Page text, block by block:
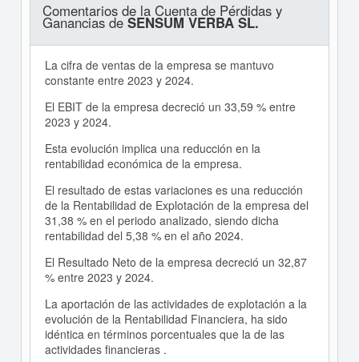
Comentarios de la Cuenta de Pérdidas y
Ganancias deSENSUM VERBA SL.
La cifra de ventas de la empresa se mantuvo
constante entre 2023 y 2024.
El EBIT de la empresa decreció un 33,59 % entre
2023 y 2024.
Esta evolución implica una reducción en la
rentabilidad económica de la empresa.
El resultado de estas variaciones es una reducción
de la Rentabilidad de Explotación de la empresa del
31,38 % en el periodo analizado, siendo dicha
rentabilidad del 5,38 % en el año 2024.
El Resultado Neto de la empresa decreció un 32,87
% entre 2023 y 2024.
La aportación de las actividades de explotación a la
evolución de la Rentabilidad Financiera, ha sido
idéntica en términos porcentuales que la de las
actividades financieras .